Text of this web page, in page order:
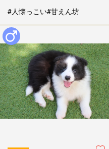
#人懐っこい#甘えん坊